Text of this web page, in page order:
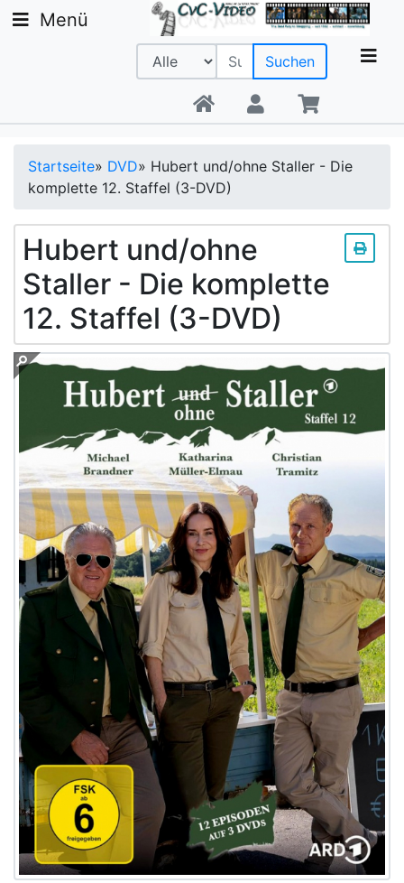
Beratung +49 9142 20 08 56
Menü
Suchen
Startseite» DVD» Hubert und/ohne Staller - Die
komplette 12. Staffel (3-DVD)
Hubert und/ohne
Staller - Die komplette
12. Staffel (3-DVD)